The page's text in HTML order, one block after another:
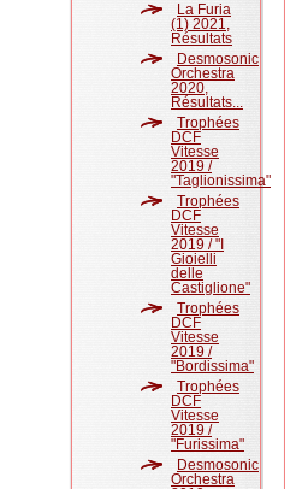
La Furia
(1) 2021,
Résultats
Desmosonic
Orchestra
2020,
Résultats...
Trophées
DCF
Vitesse
2019 /
"Taglionissima"
Trophées
DCF
Vitesse
2019 / "I
Gioielli
delle
Castiglione"
Trophées
DCF
Vitesse
2019 /
"Bordissima"
Trophées
DCF
Vitesse
2019 /
"Furissima"
Desmosonic
Orchestra